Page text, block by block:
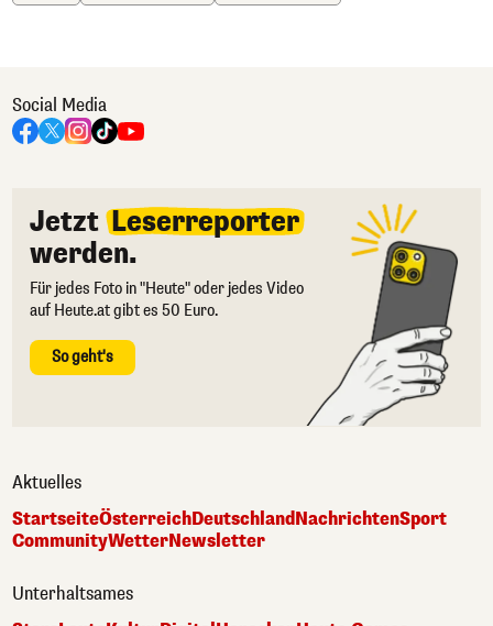
Social Media
Jetzt Leserreporter
werden.
Für jedes Foto in "Heute" oder jedes Video
auf Heute.at gibt es 50 Euro.
So geht's
Aktuelles
StartseiteÖsterreichDeutschlandNachrichtenSport
CommunityWetterNewsletter
Unterhaltsames